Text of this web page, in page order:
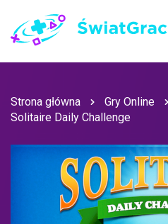
Strona główna
Gry Online
Solitaire Daily Challenge